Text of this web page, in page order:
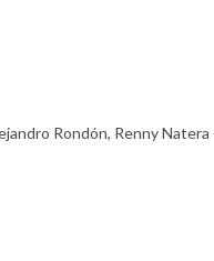
Rondón, Renny